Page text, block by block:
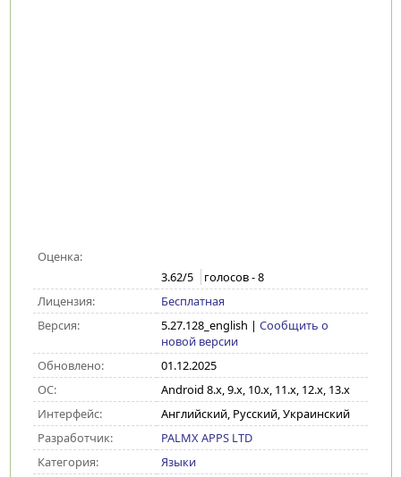
Оценка:
3.62/5 голосов -8
Лицензия:
Бесплатная
Версия:
5.27.128_english | Сообщить о
новой версии
Обновлено:
01.12.2025
ОС:
Android 8.x, 9.x, 10.x, 11.x, 12.x, 13.x
Интерфейс:
Английский, Русский, Украинский
Разработчик:
PALMX APPS LTD
Категория:
Языки